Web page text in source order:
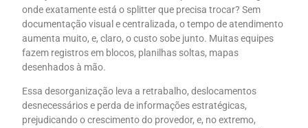
onde exatamente está o splitter que precisa trocar? Sem
documentação visual e centralizada, o tempo de atendimento
aumenta muito, e, claro, o custo sobe junto. Muitas equipes
fazem registros em blocos, planilhas soltas, mapas
desenhados à mão.
Essa desorganização leva a retrabalho, deslocamentos
desnecessários e perda de informações estratégicas,
prejudicando o crescimento do provedor, e, no extremo,